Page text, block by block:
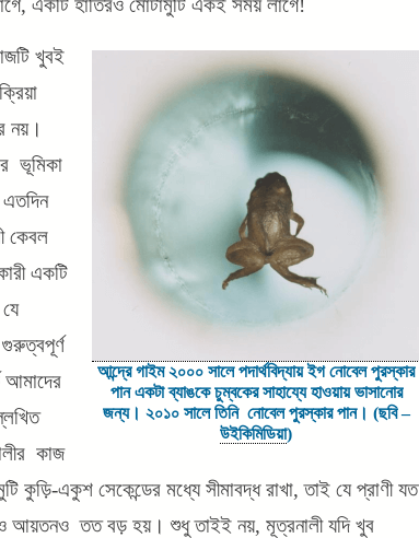
একটি হাতিরও মোটামুটি একই সময় লাগে!
আন্দ্রে গাইম ২০০০ সালে পদার্থবিদ্যায় ইগ নোবেল পুরস্কার
পান একটা ব্যাঙকে চুম্বকের সাহায্যে হাওয়ায় ভাসানোর
জন্য। ২০১০ সালে তিনি নোবেল পুরস্কার পান। (ছবি –
উইকিমিডিয়া)
খুবই
নয়।
ভূমিকা
এতদিন
কেবল
একটি
আমাদের
কাজ
কুড়ি-একুশ সেকেন্ডের মধ্যে সীমাবদ্ধ রাখা, তাই যে প্রাণী যত
আয়তনও তত বড় হয়। শুধু তাইই নয়, মূত্রনালী যদি খুব